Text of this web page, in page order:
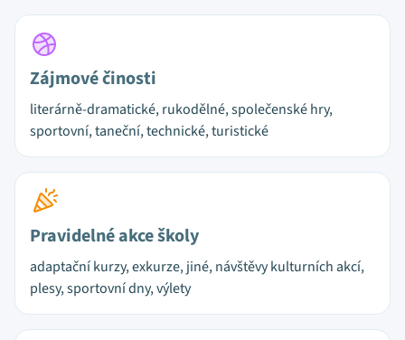
Zájmové činosti
literárně-dramatické, rukodělné, společenské hry,
sportovní, taneční, technické, turistické
Pravidelné akce školy
adaptační kurzy, exkurze, jiné, návštěvy kulturních akcí,
plesy, sportovní dny, výlety